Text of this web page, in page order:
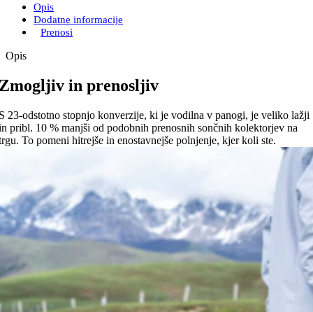
Opis
Dodatne informacije
Prenosi
Opis
in prenosljiv
23-odstotno stopnjo konverzije, ki je vodilna v panogi, je veliko lažji
pribl. 10 % manjši od podobnih prenosnih sončnih kolektorjev na
To pomeni hitrejše in enostavnejše polnjenje, kjer koli ste.